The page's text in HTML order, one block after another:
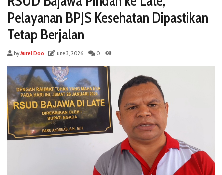
Pelayanan BPJS Kesehatan Dipastikan
Tetap Berjalan
byAurel Doo June 3, 2026 0